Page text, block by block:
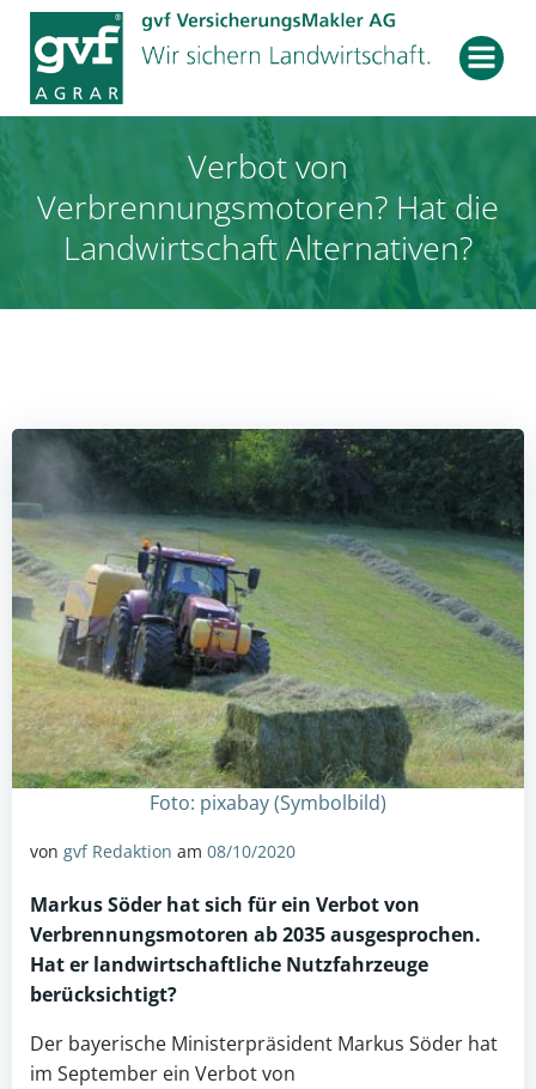
Zum
Inhalt
springen
Verbot von
Verbrennungsmotoren? Hat die
Landwirtschaft Alternativen?
Foto: pixabay (Symbolbild)
von gvf Redaktion am 08/10/2020
Markus Söder hat sich für ein Verbot von
Verbrennungsmotoren ab 2035 ausgesprochen.
Hat er landwirtschaftliche Nutzfahrzeuge
berücksichtigt?
Der bayerische Ministerpräsident Markus Söder hat
im September ein Verbot von